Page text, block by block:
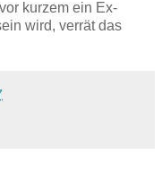
kurzem ein Ex-
wird, verrät das